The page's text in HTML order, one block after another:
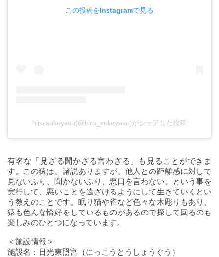
この投稿をInstagramで見る
hiro sukeyasu(@hiro_sukeyasu)がシェアした投稿
有名な「見ざる聞かざる言わざる」も見ることができま
す。この猿は、諸説ありますが、他人との距離感に対して
見ないふり、聞かないふり、悪口を言わない。という事を
実行して、悪いことを遠ざけるようにして生きていくとい
う教えのことです。眠り猫や雀など色々な木彫りもあり、
猿も色んな恰好をしているものがあるので探して回るのも
楽しみのひとつになっています。
＜施設情報＞
施設名：日光東照宮（にっこうとうしょうぐう）